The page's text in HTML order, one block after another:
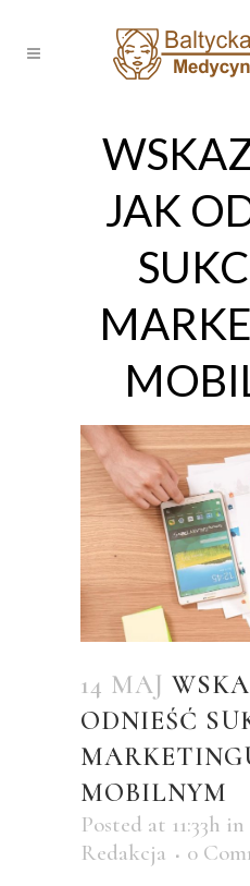
JAK
14 MAJ
ODNIEŚĆ
MOBILNYM
Posted at 11:33h in
Redakcja
0